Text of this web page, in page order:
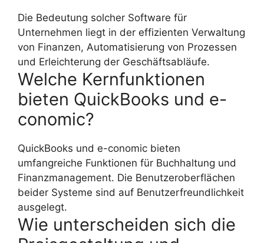
Die Bedeutung solcher Software für
Unternehmen liegt in der effizienten Verwaltung
von Finanzen, Automatisierung von Prozessen
und Erleichterung der Geschäftsabläufe.
Welche Kernfunktionen
bieten QuickBooks und e-
conomic?
QuickBooks und e-conomic bieten
umfangreiche Funktionen für Buchhaltung und
Finanzmanagement. Die Benutzeroberflächen
beider Systeme sind auf Benutzerfreundlichkeit
ausgelegt.
Wie unterscheiden sich die